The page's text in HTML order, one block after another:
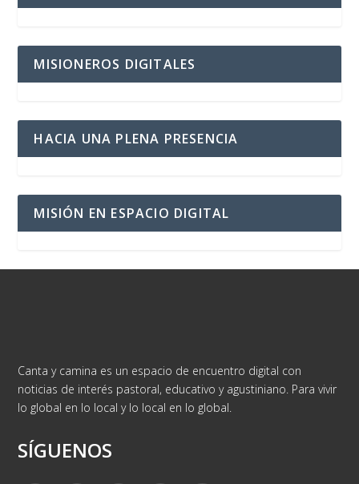
MISIONEROS DIGITALES
HACIA UNA PLENA PRESENCIA
MISIÓN EN ESPACIO DIGITAL
Canta y camina es un espacio de encuentro digital con
noticias de interés pastoral, educativo y agustiniano. Para vivir
lo global en lo local y lo local en lo global.
SÍGUENOS